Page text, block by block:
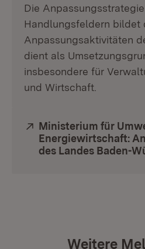
Die
Handlungsfeldern bildet
Anpassungsaktivitäten
dient als
insbesondere für
und Wirtschaft.
Extern:
Ministerium für
Energiewirtschaft:
des Landes Baden-
Weitere